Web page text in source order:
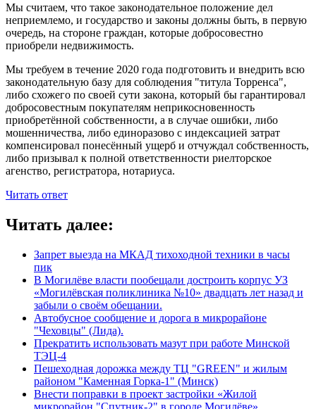
Мы считаем, что такое законодательное положение дел
неприемлемо, и государство и законы должны быть, в первую
очередь, на стороне граждан, которые добросовестно
приобрели недвижимость.
Мы требуем в течение 2020 года подготовить и внедрить всю
законодательную базу для соблюдения "титула Торренса",
либо схожего по своей сути закона, который бы гарантировал
добросовестным покупателям неприкосновенность
приобретённой собственности, а в случае ошибки, либо
мошенничества, либо единоразово с индексацией затрат
компенсировал понесённый ущерб и отчуждал собственность,
либо призывал к полной ответственности риелторское
агенство, регистратора, нотариуса.
Читать ответ
Читать далее:
Запрет выезда на МКАД тихоходной техники в часы
пик
В Могилёве власти пообещали достроить корпус УЗ
«Могилёвская поликлиника №10» двадцать лет назад и
забыли о своём обещании.
Автобусное сообщение и дорога в микрорайоне
"Чеховцы" (Лида).
Прекратить использовать мазут при работе Минской
ТЭЦ-4
Пешеходная дорожка между ТЦ "GREEN" и жилым
районом "Каменная Горка-1" (Минск)
Внести поправки в проект застройки «Жилой
микрорайон "Спутник-2" в городе Могилёве».